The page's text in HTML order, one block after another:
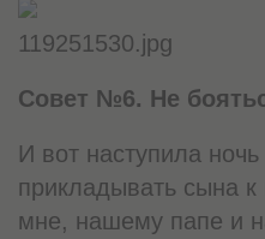
119251530.jpg
Совет №6. Не
И вот наступила
прикладывать сына к
мне, нашему папе и